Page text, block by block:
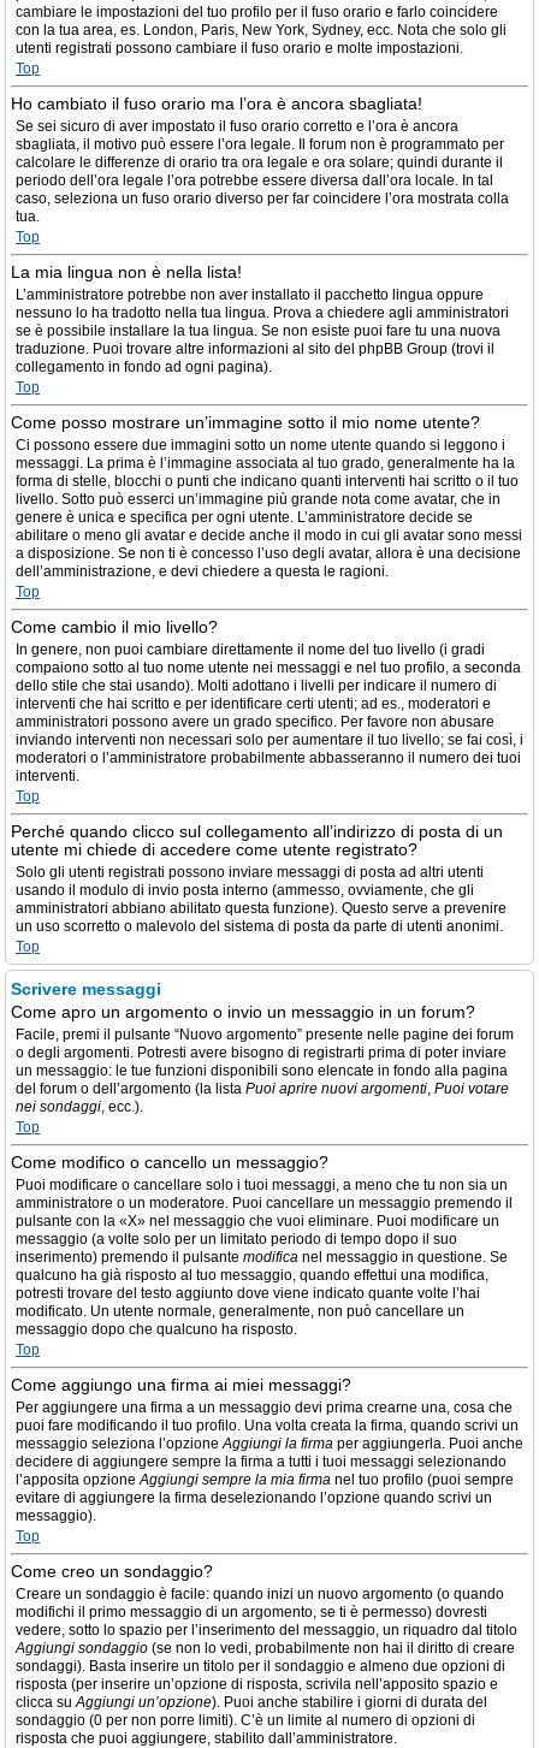
cambiare le impostazioni del tuo profilo per il fuso orario e farlo coincidere
con la tua area, es. London, Paris, New York, Sydney, ecc. Nota che solo gli
utenti registrati possono cambiare il fuso orario e molte impostazioni.
Top
Ho cambiato il fuso orario ma l’ora è ancora sbagliata!
Se sei sicuro di aver impostato il fuso orario corretto e l’ora è ancora
sbagliata, il motivo può essere l’ora legale. Il forum non è programmato per
calcolare le differenze di orario tra ora legale e ora solare; quindi durante il
periodo dell’ora legale l’ora potrebbe essere diversa dall’ora locale. In tal
caso, seleziona un fuso orario diverso per far coincidere l’ora mostrata colla
tua.
Top
La mia lingua non è nella lista!
L’amministratore potrebbe non aver installato il pacchetto lingua oppure
nessuno lo ha tradotto nella tua lingua. Prova a chiedere agli amministratori
se è possibile installare la tua lingua. Se non esiste puoi fare tu una nuova
traduzione. Puoi trovare altre informazioni al sito del phpBB Group (trovi il
collegamento in fondo ad ogni pagina).
Top
Come posso mostrare un’immagine sotto il mio nome utente?
Ci possono essere due immagini sotto un nome utente quando si leggono i
messaggi. La prima è l’immagine associata al tuo grado, generalmente ha la
forma di stelle, blocchi o punti che indicano quanti interventi hai scritto o il tuo
livello. Sotto può esserci un’immagine più grande nota come avatar, che in
genere è unica e specifica per ogni utente. L’amministratore decide se
abilitare o meno gli avatar e decide anche il modo in cui gli avatar sono messi
a disposizione. Se non ti è concesso l’uso degli avatar, allora è una decisione
dell’amministrazione, e devi chiedere a questa le ragioni.
Top
Come cambio il mio livello?
In genere, non puoi cambiare direttamente il nome del tuo livello (i gradi
compaiono sotto al tuo nome utente nei messaggi e nel tuo profilo, a seconda
dello stile che stai usando). Molti adottano i livelli per indicare il numero di
interventi che hai scritto e per identificare certi utenti; ad es., moderatori e
amministratori possono avere un grado specifico. Per favore non abusare
inviando interventi non necessari solo per aumentare il tuo livello; se fai così, i
moderatori o l’amministratore probabilmente abbasseranno il numero dei tuoi
interventi.
Top
Perché quando clicco sul collegamento all’indirizzo di posta di un
utente mi chiede di accedere come utente registrato?
Solo gli utenti registrati possono inviare messaggi di posta ad altri utenti
usando il modulo di invio posta interno (ammesso, ovviamente, che gli
amministratori abbiano abilitato questa funzione). Questo serve a prevenire
un uso scorretto o malevolo del sistema di posta da parte di utenti anonimi.
Top
Scrivere messaggi
Come apro un argomento o invio un messaggio in un forum?
Facile, premi il pulsante “Nuovo argomento” presente nelle pagine dei forum
o degli argomenti. Potresti avere bisogno di registrarti prima di poter inviare
un messaggio: le tue funzioni disponibili sono elencate in fondo alla pagina
del forum o dell’argomento (la lista Puoi aprire nuovi argomenti, Puoi votare
nei sondaggi, ecc.).
Top
Come modifico o cancello un messaggio?
Puoi modificare o cancellare solo i tuoi messaggi, a meno che tu non sia un
amministratore o un moderatore. Puoi cancellare un messaggio premendo il
pulsante con la «X» nel messaggio che vuoi eliminare. Puoi modificare un
messaggio (a volte solo per un limitato periodo di tempo dopo il suo
inserimento) premendo il pulsante modifica nel messaggio in questione. Se
qualcuno ha già risposto al tuo messaggio, quando effettui una modifica,
potresti trovare del testo aggiunto dove viene indicato quante volte l’hai
modificato. Un utente normale, generalmente, non può cancellare un
messaggio dopo che qualcuno ha risposto.
Top
Come aggiungo una firma ai miei messaggi?
Per aggiungere una firma a un messaggio devi prima crearne una, cosa che
puoi fare modificando il tuo profilo. Una volta creata la firma, quando scrivi un
messaggio seleziona l’opzioneAggiungi la firma per aggiungerla. Puoi anche
decidere di aggiungere sempre la firma a tutti i tuoi messaggi selezionando
l’apposita opzioneAggiungi sempre la mia firma nel tuo profilo (puoi sempre
evitare di aggiungere la firma deselezionando l’opzione quando scrivi un
messaggio).
Top
Come creo un sondaggio?
Creare un sondaggio è facile: quando inizi un nuovo argomento (o quando
modifichi il primo messaggio di un argomento, se ti è permesso) dovresti
vedere, sotto lo spazio per l’inserimento del messaggio, un riquadro dal titolo
Aggiungi sondaggio (se non lo vedi, probabilmente non hai il diritto di creare
sondaggi). Basta inserire un titolo per il sondaggio e almeno due opzioni di
risposta (per inserire un’opzione di risposta, scrivila nell’apposito spazio e
clicca suAggiungi un’opzione). Puoi anche stabilire i giorni di durata del
sondaggio (0 per non porre limiti). C’è un limite al numero di opzioni di
risposta che puoi aggiungere, stabilito dall’amministratore.